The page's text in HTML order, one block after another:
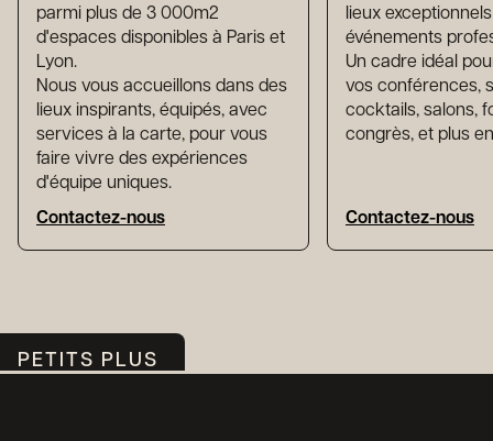
parmi plus de 3 000m2
d'espaces disponibles à Paris et
Lyon.
Nous vous accueillons dans des
lieux inspirants, équipés, avec
services à la carte, pour vous
faire vivre des expériences
d'équipe uniques.
Contactez-nous
lieux
événements
Un cadre idéal
vos conférences,
cocktails, salons,
congrès, et plus
Contactez-nous
PETITS PLUS